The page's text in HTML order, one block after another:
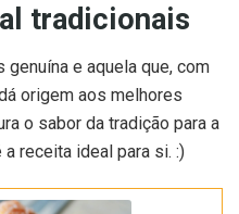
tradicionais
genuína e aquela que, com
origem aos melhores
o sabor da tradição para a
receita ideal para si. :)